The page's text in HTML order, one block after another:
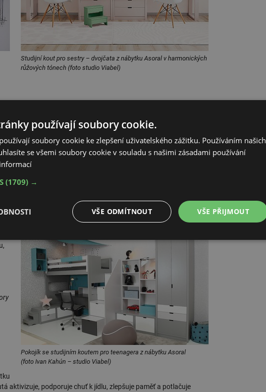
Studijní kout pro sestry – dvojčata z nábytku Asoral v harmonických
růžových tónech (foto studio Viabel)
o zem a mít horní hranu sedáku ve výšce podkolenní
Šárka Richtrová. Pokud jde o kolečka, děti je u pracovních židlí
potomka volíme raději židli bez koleček,“ radí specialistka na
Pokojík se studijním koutem pro teenagera z nábytku Asoral
(foto Ivan Kahún – studio Viabel)
aktivizuje, podporuje chuť k jídlu, zlepšuje paměť a potlačuje
používají soubory cookie.
soubory cookie ke zlepšení uživatelského zážitku. Používáním našich
se všemi soubory cookie v souladu s našimi zásadami používání
(1709) →
VŠE PŘIJMOUT
VŠE ODMÍTNOUT
Výkonové
soubory
Soubory cílení Funkční soubory
Nezařazené
Výkonové soubory Soubory cílení Funkční soubory
umožňují základní funkce webových stránek, jako je přihlášení uživatele a správa účtu. Webové
nutných souborů cookie správně používat.
Provider/
Vyprší Popis
.forum.tzb-
info.cz
Zavřením
prohlížeče
Slouží k přihlášení pomocí Google